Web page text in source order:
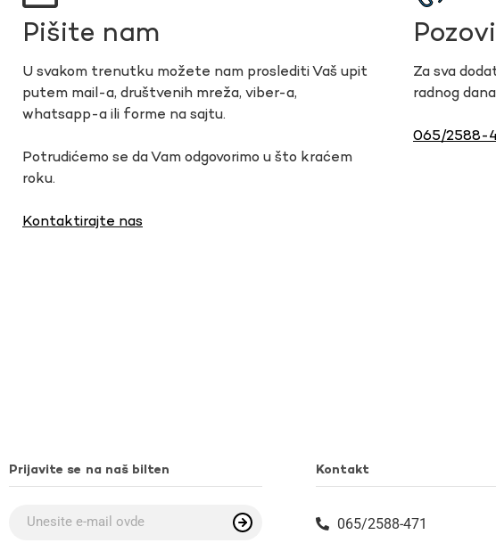
Pišite nam
U svakom trenutku možete nam proslediti Vaš upit
putem mail-a, društvenih mreža, viber-a,
whatsapp-a ili forme na sajtu.
Potrudićemo se da Vam odgovorimo u što kraćem
roku.
Kontaktirajte nas
Za sva
radnog
065/2588-
Prijavite se na naš bilten Kontakt
065/2588-471